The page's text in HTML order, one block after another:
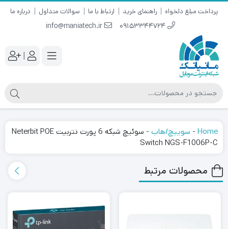
پرداخت مبلغ دلخواه راهنمای خرید ارتباط با ما سوالات متداول درباره ما
09153344724
info@maniatech.ir
|
Home
- سوییچ/هاب -
سوئیچ شبکه 6 پورت نتربیت Neterbit POE
Switch NGS-F1006P-C
محصولات مرتبط